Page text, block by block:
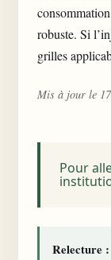
robuste. Si
grilles
Mis à jour le
Pour
Relecture :